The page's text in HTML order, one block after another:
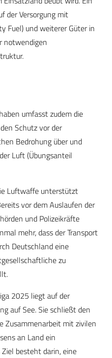
der Versorgung mit
Fuel) und weiterer Güter in
notwendigen
umfasst zudem die
Schutz vor der
Bedrohung über und
Luft (Übungsanteil
Luftwaffe unterstützt
vor dem Auslaufen der
und Polizeikräfte
mehr, dass der Transport
Deutschland eine
zu
2025 liegt auf der
auf See. Sie schließt den
Zusammenarbeit mit zivilen
an Land ein
besteht darin, eine